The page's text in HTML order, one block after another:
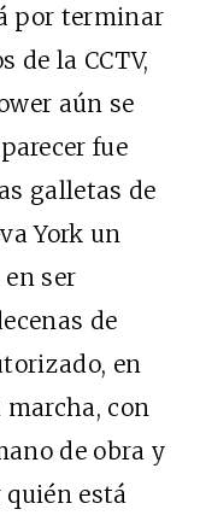
por terminar
de la CCTV,
aún se
fue
galletas de
York un
ser
de
en
con
de obra y
está